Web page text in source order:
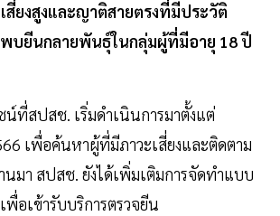
สี่ยงสูงและญาติสายตรงที่มีประวัติ
บยีนกลายพันธุ์ในกลุ่มผู้ที่มีอายุ 18 ปี
ที่สปสช. เริ่มดำเนินการมาตั้งแต่
เพื่อค้นหาผู้ที่มีภาวะเสี่ยงและติดตาม
นมา สปสช. ยังได้เพิ่มเติมการจัดทำแบบ
พื่อเข้ารับบริการตรวจยีน